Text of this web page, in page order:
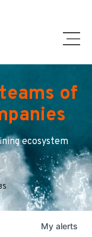
of
ecosystem
My alerts